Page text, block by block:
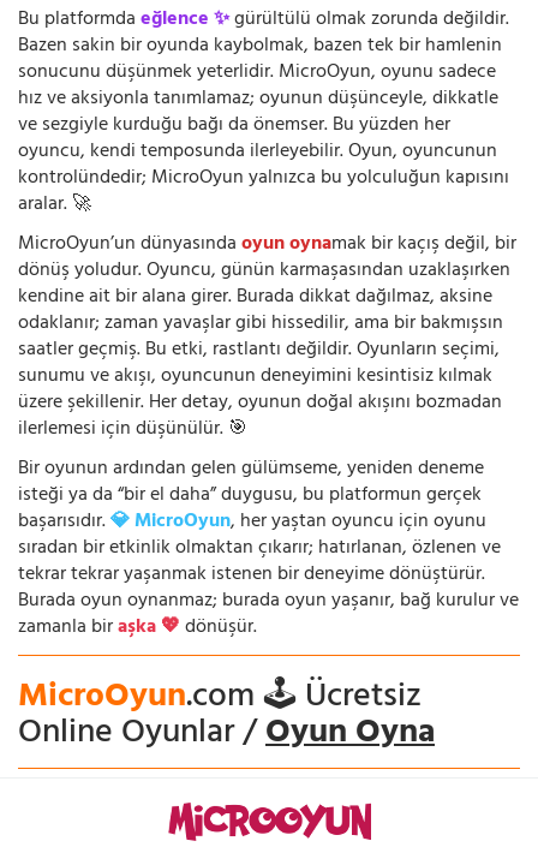
Bu platformdaeğlence ✨gürültülü olmak zorunda değildir.
Bazen sakin bir oyunda kaybolmak, bazen tek bir hamlenin
sonucunu düşünmek yeterlidir. MicroOyun, oyunu sadece
hız ve aksiyonla tanımlamaz; oyunun düşünceyle, dikkatle
ve sezgiyle kurduğu bağı da önemser. Bu yüzden her
oyuncu, kendi temposunda ilerleyebilir. Oyun, oyuncunun
kontrolündedir; MicroOyun yalnızca bu yolculuğun kapısını
aralar. 🚀
MicroOyun’un dünyasındaoyun oynamak bir kaçış değil, bir
dönüş yoludur. Oyuncu, günün karmaşasından uzaklaşırken
kendine ait bir alana girer. Burada dikkat dağılmaz, aksine
odaklanır; zaman yavaşlar gibi hissedilir, ama bir bakmışsın
saatler geçmiş. Bu etki, rastlantı değildir. Oyunların seçimi,
sunumu ve akışı, oyuncunun deneyimini kesintisiz kılmak
üzere şekillenir. Her detay, oyunun doğal akışını bozmadan
ilerlemesi için düşünülür. 🎯
Bir oyunun ardından gelen gülümseme, yeniden deneme
isteği ya da “bir el daha” duygusu, bu platformun gerçek
başarısıdır.💎 MicroOyun, her yaştan oyuncu için oyunu
sıradan bir etkinlik olmaktan çıkarır; hatırlanan, özlenen ve
tekrar tekrar yaşanmak istenen bir deneyime dönüştürür.
Burada oyun oynanmaz; burada oyun yaşanır, bağ kurulur ve
zamanla biraşka 💖dönüşür.
MicroOyun.com 🕹️ Ücretsiz
Online Oyunlar /Oyun Oyna